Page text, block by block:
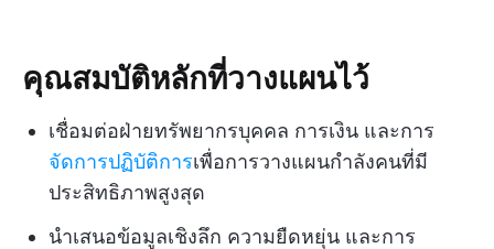
คุณสมบัติหลักที่วางแผนไว้
เชื่อมต่อฝ่ายทรัพยากรบุคคล การเงิน และการ
จัดการปฏิบัติการเพื่อการวางแผนกำลังคนที่มี
ประสิทธิภาพสูงสุด
นำเสนอข้อมูลเชิงลึก ความยืดหยุ่น และการ